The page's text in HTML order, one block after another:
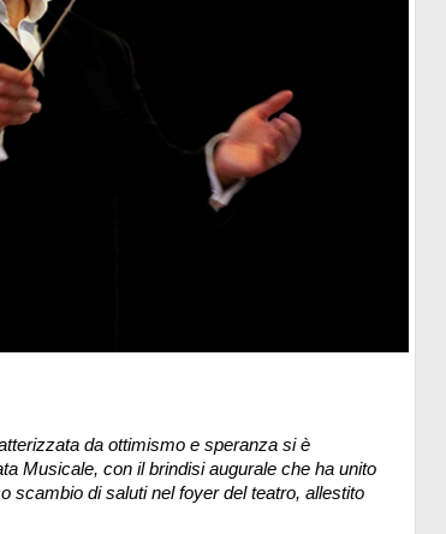
da ottimismo e speranza si è
Musicale, con il brindisi augurale che ha unito
scambio di saluti nel foyer del teatro, allestito